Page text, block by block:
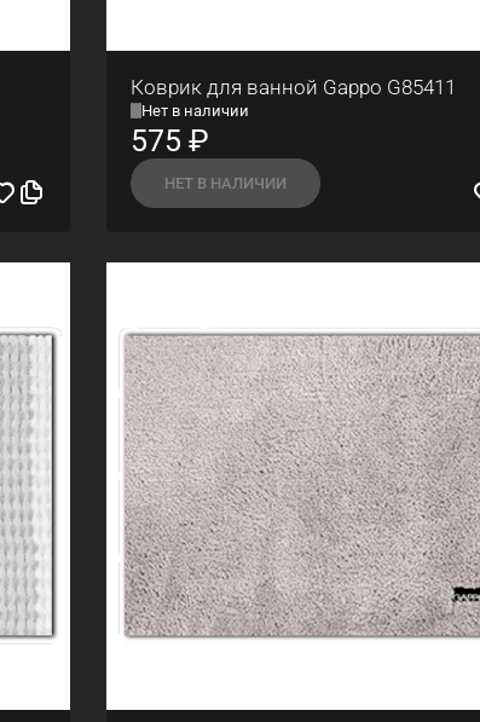
Коврик для ванной Gappo G85411
Нет в наличии
575 ₽
НЕТ В НАЛИЧИИ